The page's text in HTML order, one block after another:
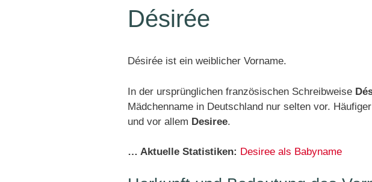
Désirée
Désirée ist ein weiblicher Vorname.
In der ursprünglichen französischen Schreibweise
Mädchenname in Deutschland nur selten vor.
und vor allem Desiree.
… Aktuelle Statistiken: Desiree als Babyname